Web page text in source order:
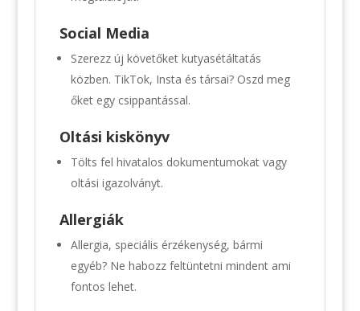
Social Media
Szerezz új követőket kutyasétáltatás
közben. TikTok, Insta és társai? Oszd meg
őket egy csippantással.
Oltási kiskönyv
Tölts fel hivatalos dokumentumokat vagy
oltási igazolványt.
Allergiák
Allergia, speciális érzékenység, bármi
egyéb? Ne habozz feltüntetni mindent ami
fontos lehet.